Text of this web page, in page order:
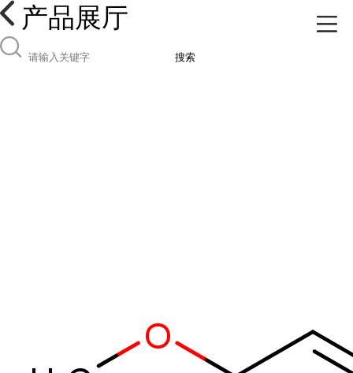
产品展厅
搜索